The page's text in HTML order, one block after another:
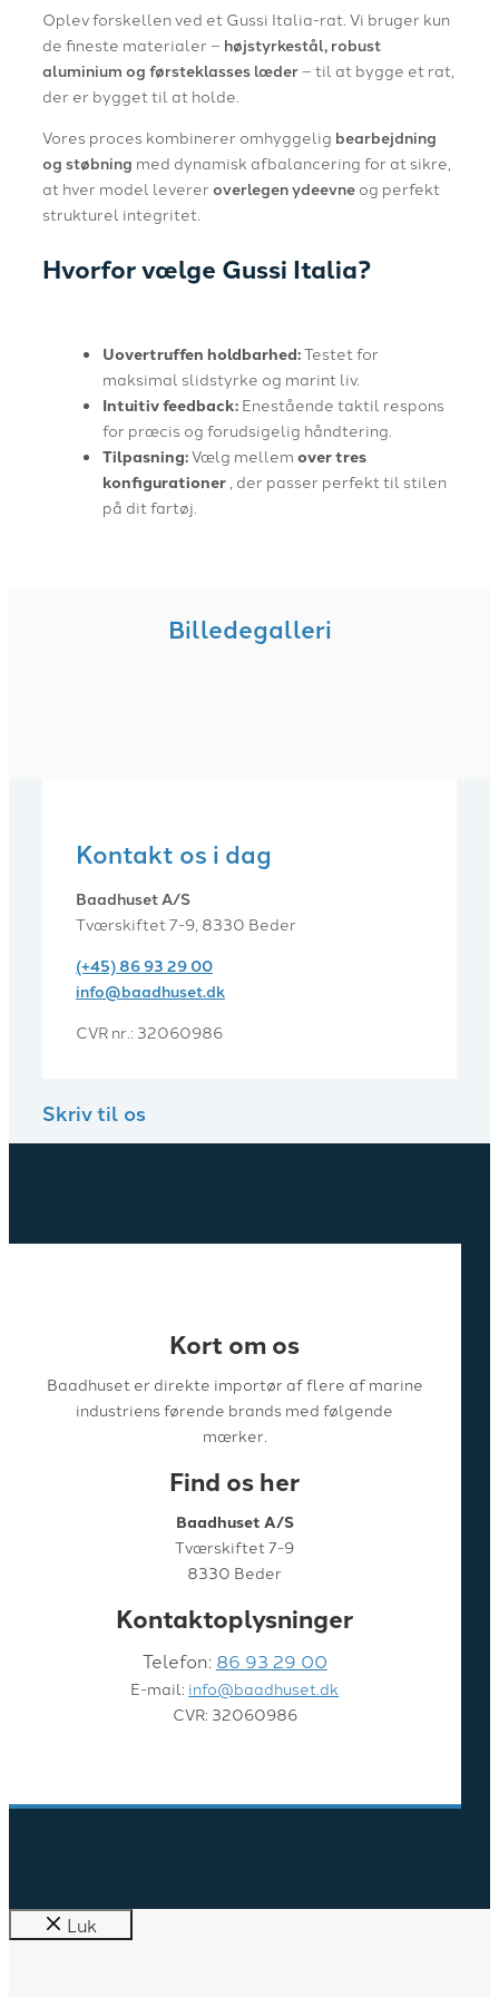
Oplev forskellen ved et Gussi Italia-rat. Vi bruger kun
de fineste materialer – højstyrkestål, robust
aluminium og førsteklasses læder – til at bygge et rat,
der er bygget til at holde.
Vores proces kombinerer omhyggelig bearbejdning
og støbning med dynamisk afbalancering for at sikre,
at hver model leverer overlegen ydeevne og perfekt
strukturel integritet.
Hvorfor vælge Gussi Italia?
Uovertruffen holdbarhed:Testet for
maksimal slidstyrke og marint liv.
Intuitiv feedback: Enestående taktil respons
for præcis og forudsigelig håndtering.
Tilpasning:Vælg mellem over tres
konfigurationer , der passer perfekt til stilen
på dit fartøj.
Billedegalleri
Kontakt os i dag
Baadhuset A/S
Tværskiftet 7-9, 8330 Beder
(+45) 86 93 29 00
info@baadhuset.dk​
CVR nr.: 32060986
Skriv til os
Kort om os
Baadhuset er direkte importør af flere af marine
industriens førende brands med følgende
mærker.
Find os her
Baadhuset A/S
Tværskiftet 7-9
8330 Beder
Kontaktoplysninger
Telefon: 86 93 29 00
E-mail: info@baadhuset.dk
CVR: 32060986
Luk